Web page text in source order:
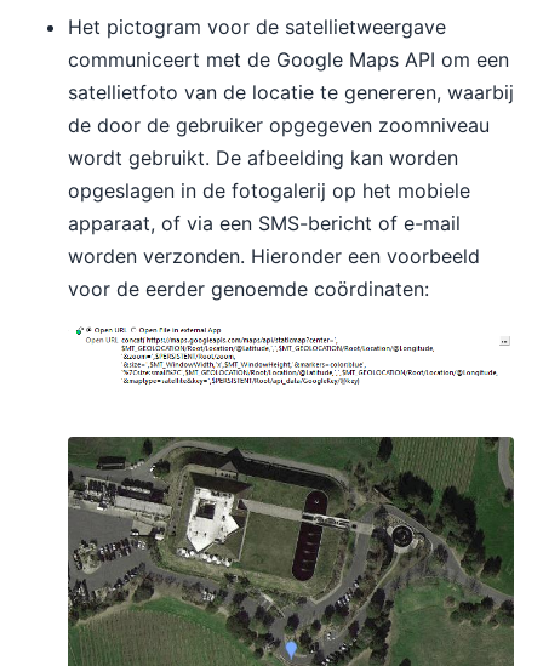
Het pictogram voor de satellietweergave
communiceert met de Google Maps API om een
satellietfoto van de locatie te genereren, waarbij
de door de gebruiker opgegeven zoomniveau
wordt gebruikt. De afbeelding kan worden
opgeslagen in de fotogalerij op het mobiele
apparaat, of via een SMS-bericht of e-mail
worden verzonden. Hieronder een voorbeeld
voor de eerder genoemde coördinaten: